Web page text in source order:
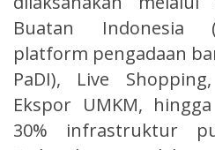
Buatan Indonesia
platform pengadaan
PaDI), Live
Ekspor UMKM,
30% infrastruktur